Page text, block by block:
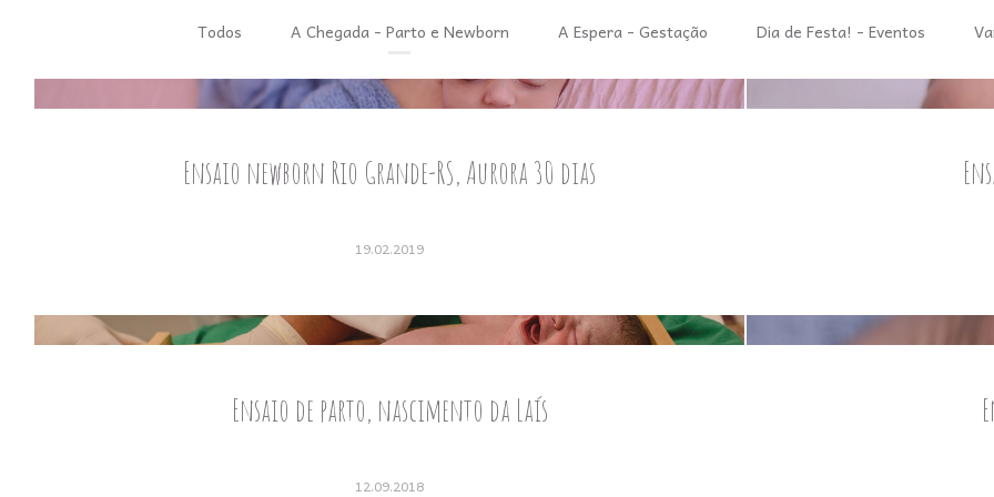
Todos A Chegada - Parto e Newborn A Espera - Gestação Dia de Festa! - Eventos
Ensaio newborn Rio Grande-RS, Aurora 30 dias
19.02.2019
Ensaio de parto, nascimento da Laís
12.09.2018